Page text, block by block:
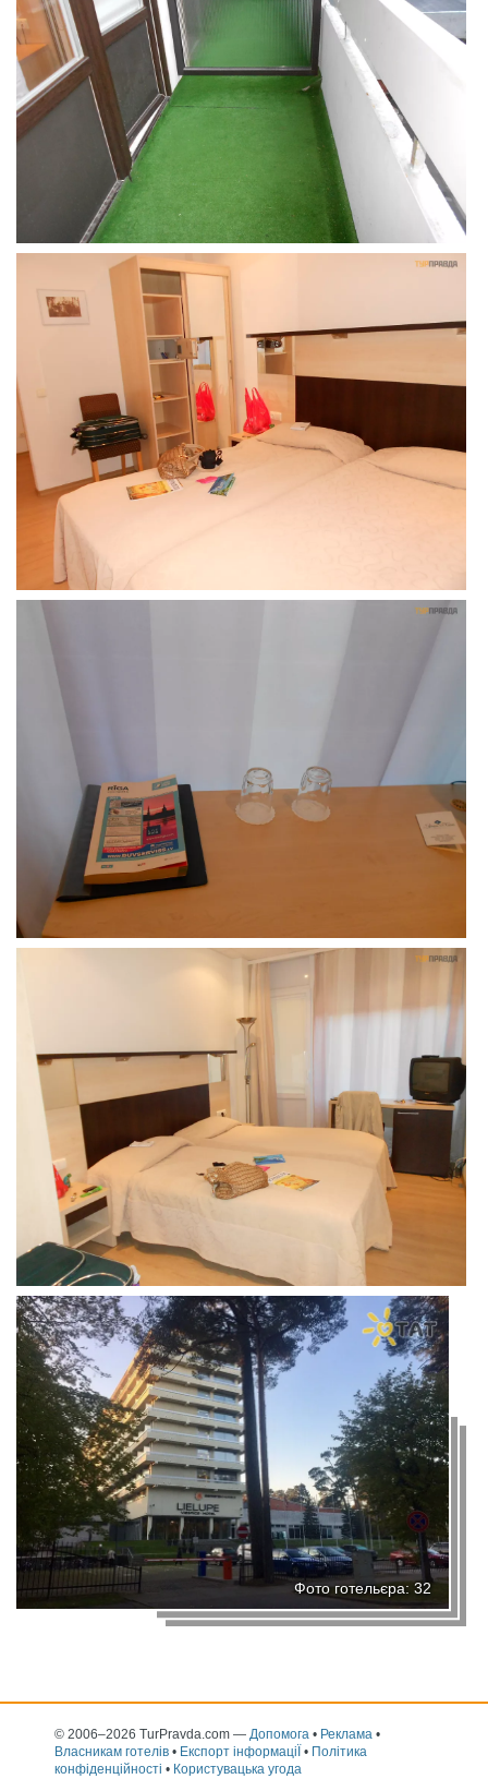
Фото готельєра: 32
© 2006–2026 TurPravda.com — Допомога • Реклама •
Власникам готелів • Експорт інформаціЇ • Політика
конфіденційності • Користувацька угода